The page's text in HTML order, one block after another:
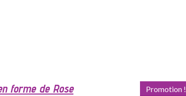
Promotion !
forme de Rose